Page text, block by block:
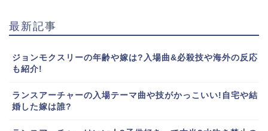
最新記事
ジョンモクスリーの年齢や嫁は?入場曲&必殺技や海外の反応
も紹介!
ランスアーチャーの入場テーマ曲や技がかっこいい!自宅や結
婚した嫁は誰?